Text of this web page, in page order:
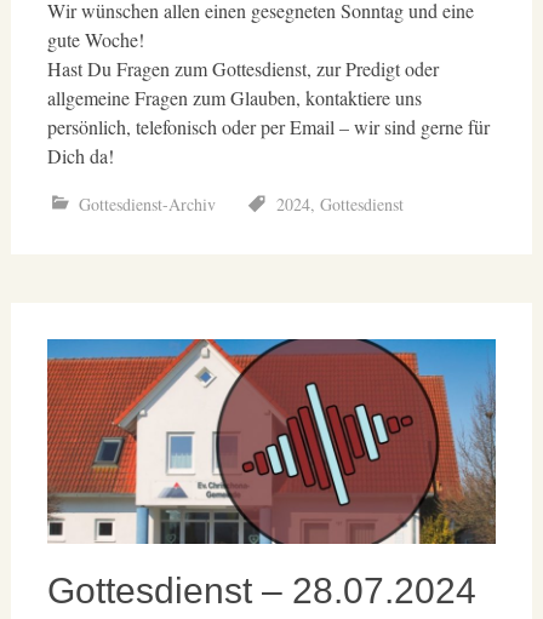
Wir wünschen allen einen gesegneten Sonntag und eine
gute Woche!
Hast Du Fragen zum Gottesdienst, zur Predigt oder
allgemeine Fragen zum Glauben, kontaktiere uns
persönlich, telefonisch oder per Email – wir sind gerne für
Dich da!
Gottesdienst-Archiv 2024, Gottesdienst
Gottesdienst – 28.07.2024